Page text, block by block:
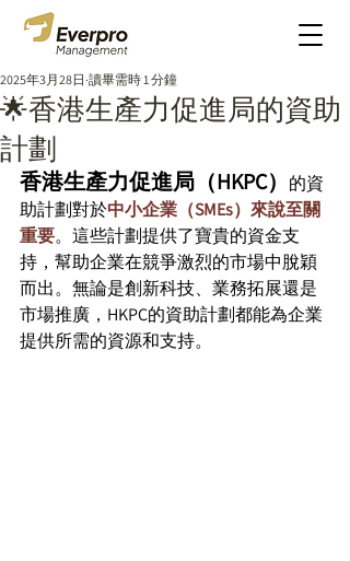
🌟香港生產力促進局的資助
計劃
2025年3月28日 讀畢需時 1 分鐘
香港生產力促進局（HKPC）
的資
助計劃對於中小企業（SMEs）來說至關
重要。這些計劃提供了寶貴的資金支
持，幫助企業在競爭激烈的市場中脫穎
而出。無論是創新科技、業務拓展還是
市場推廣，HKPC的資助計劃都能為企業
提供所需的資源和支持。